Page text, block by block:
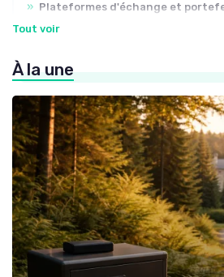
» Plateformes d'échange et
» Risques et gestion de portefeuille
» Fiscalité et réglementation
Tout voir
À la une